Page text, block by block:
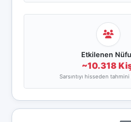
Etkilenen
~10.318
Sarsıntıyı hisseden tahmini